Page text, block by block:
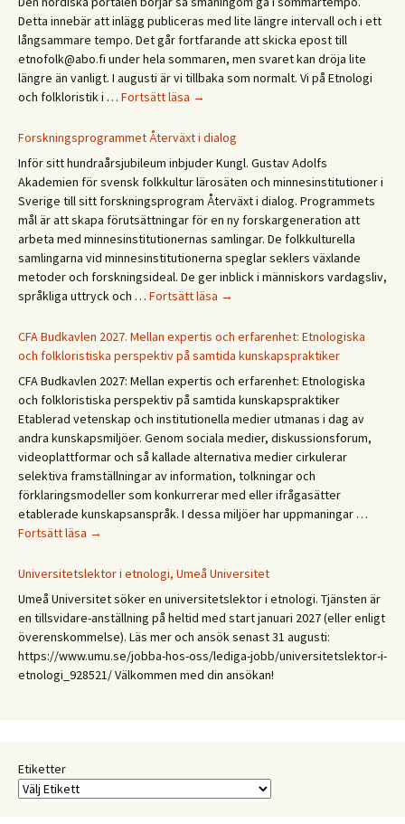
/
Detta innebär att inlägg publiceras med lite längre intervall och i ett
långsammare tempo. Det går fortfarande att skicka epost till
etnofolk@abo.fi under hela sommaren, men svaret kan dröja lite
längre än vanligt. I augusti är vi tillbaka som normalt. Vi på Etnologi
och folkloristik i … Fortsätt läsa Glad
God
Gleðilegt
sumar!
Hyvää
kesää!
Happy
summer!
→
Forskningsprogrammet Återväxt i dialog
Inför sitt hundraårsjubileum inbjuder Kungl. Gustav Adolfs
Akademien för svensk folkkultur lärosäten och minnesinstitutioner i
Sverige till sitt forskningsprogram Återväxt i dialog. Programmets
mål är att skapa förutsättningar för en ny forskargeneration att
arbeta med minnesinstitutionernas samlingar. De folkkulturella
samlingarna vid minnesinstitutionerna speglar seklers växlande
metoder och forskningsideal. De ger inblick i människors vardagsliv,
språkliga uttryck och … Fortsätt läsa Forskningsprogrammet
i
dialog
→
CFA Budkavlen 2027. Mellan expertis och erfarenhet: Etnologiska
och folkloristiska perspektiv på samtida kunskapspraktiker
CFA Budkavlen 2027: Mellan expertis och erfarenhet: Etnologiska
och folkloristiska perspektiv på samtida kunskapspraktiker
Etablerad vetenskap och institutionella medier utmanas i dag av
andra kunskapsmiljöer. Genom sociala medier, diskussionsforum,
videoplattformar och så kallade alternativa medier cirkulerar
selektiva framställningar av information, tolkningar och
förklaringsmodeller som konkurrerar med eller ifrågasätter
etablerade kunskapsanspråk. I dessa miljöer har uppmaningar …
Fortsätt läsa CFA
2027.
expertis
och
erfarenhet:
Etnologiska
och
kunskapspraktiker
→
Universitetslektor i etnologi, Umeå Universitet
Umeå Universitet söker en universitetslektor i etnologi. Tjänsten är
en tillsvidare-anställning på heltid med start januari 2027 (eller enligt
överenskommelse). Läs mer och ansök senast 31 augusti:
https://www.umu.se/jobba-hos-oss/lediga-jobb/universitetslektor-i-
etnologi_928521/ Välkommen med din ansökan!
Etiketter